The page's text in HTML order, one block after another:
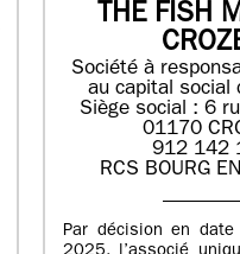
THE FISH
Société à
au capital social
Siège social : 6
01170
912 142
RCS BOURG
Par décision en